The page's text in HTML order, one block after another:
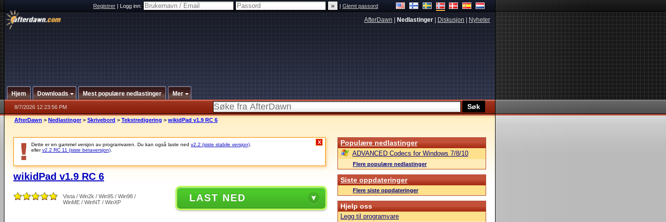
Registrer|Logg inn: |Glemt passord
AfterDawn Nedlastinger Diskusjon Nyheter
Hjem Downloads Mest populære nedlastinger Mer
8/7/2026 12:23:56 PM
AfterDawn > Nedlastinger > Skrivebord > Tekstredigering > wikidPad v1.9 RC 6
Dette er en gammel versjon av programvaren. Du kan også laste ned v2.2 (siste stabile versjon)
ellerv2.2 RC 11 (siste betaversjon)
X
wikidPad v1.9 RC 6
Vista / Win2k / Win95 / Win98 /
WinME / WinNT / WinXP
LAST NED
Populære nedlastinger
ADVANCED Codecs for Windows 7/8/10
Flere populære nedlastinger
Siste oppdateringer
Flere siste oppdateringer
Hjelp oss
Legg til programvare